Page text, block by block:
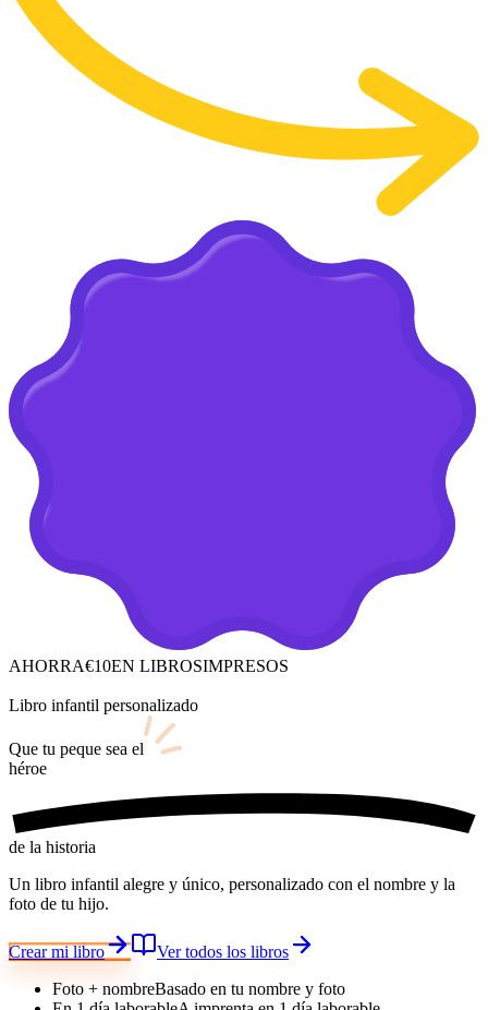
AHORRA€10EN LIBROSIMPRESOS
Libro infantil personalizado
Que tu peque sea el
héroe
de la historia
Un libro infantil alegre y único, personalizado con el nombre y la
foto de tu hijo.
Crear mi libro
Ver todos los libros
Foto + nombreBasado en tu nombre y foto